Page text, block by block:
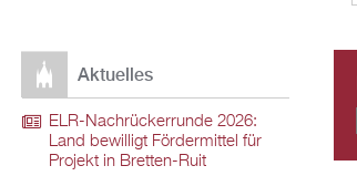
Aktuelles
ELR-Nachrückerrunde 2026:
Land bewilligt Fördermittel für
Projekt in Bretten-Ruit